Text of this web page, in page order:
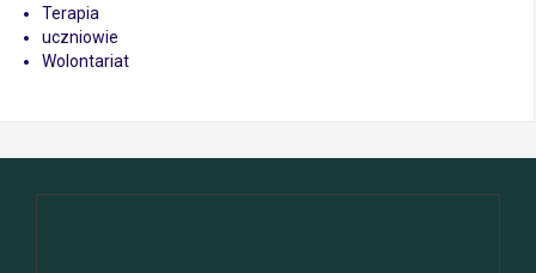
Terapia
uczniowie
Wolontariat